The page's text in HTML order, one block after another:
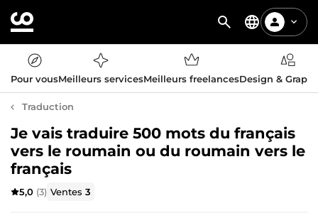
Pour vousMeilleurs servicesMeilleurs freelancesDesign &
Traduction
Je vais traduire 500 mots du français
vers le roumain ou du roumain vers le
français
5,0 (3) Ventes3